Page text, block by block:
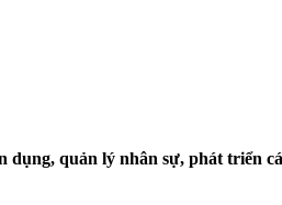
quản lý nhân sự, phát triển